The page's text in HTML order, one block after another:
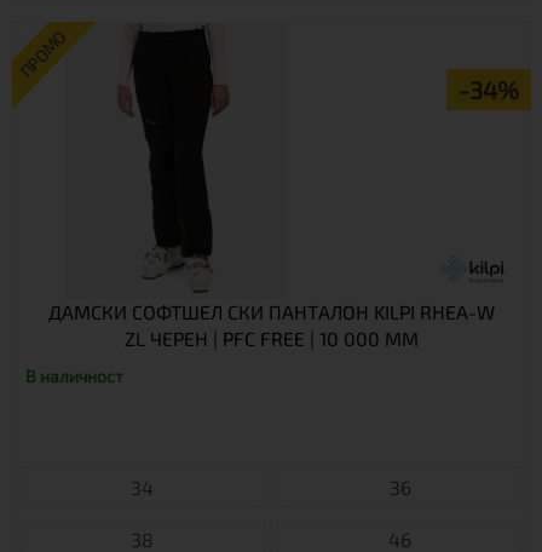
ПРОМО
-34%
ДАМСКИ СОФТШЕЛ СКИ ПАНТАЛОН KILPI RHEA-W
ZL ЧЕРЕН | PFC FREE | 10 000 ММ
В наличност
34 36
38 46